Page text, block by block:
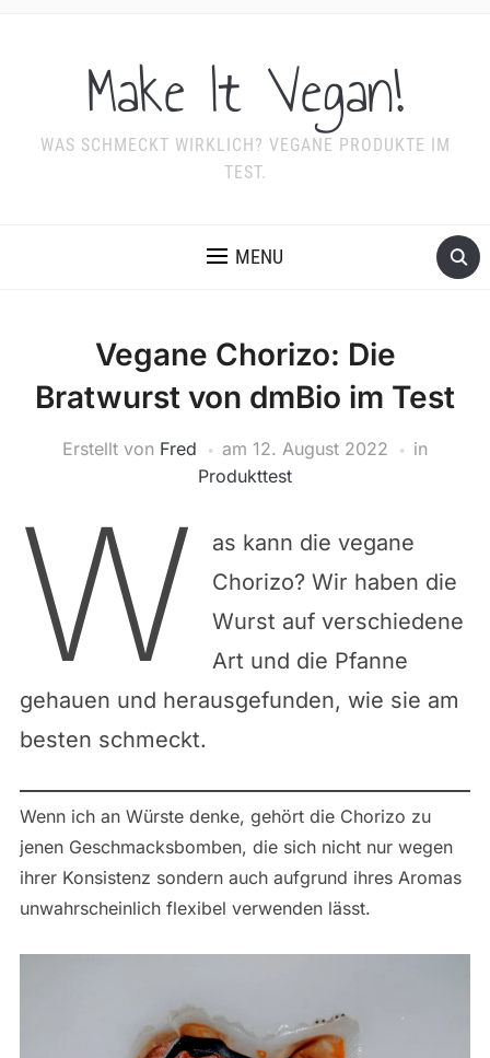
Make It Vegan!
WAS SCHMECKT WIRKLICH? VEGANE PRODUKTE IM
TEST.
MENU
Vegane Chorizo: Die
Bratwurst von dmBio im Test
Erstellt von Fred am 12. August 2022
in
Produkttest
W
as kann die vegane
Chorizo? Wir haben die
Wurst auf verschiedene
Art und die Pfanne
gehauen und herausgefunden, wie sie am
besten schmeckt.
Wenn ich an Würste denke, gehört die Chorizo zu
jenen Geschmacksbomben, die sich nicht nur wegen
ihrer Konsistenz sondern auch aufgrund ihres Aromas
unwahrscheinlich flexibel verwenden lässt.